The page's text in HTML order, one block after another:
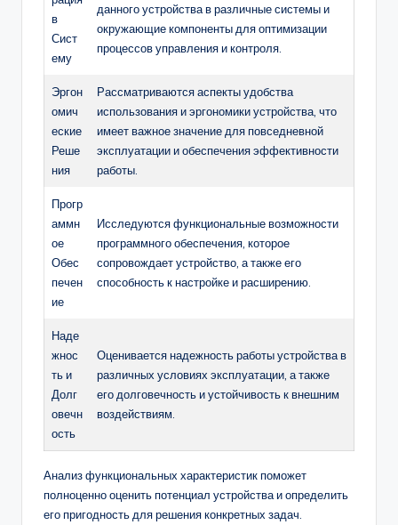
в
Сист
ему
данного устройства в различные системы и
окружающие компоненты для оптимизации
процессов управления и контроля.
Эргон
омич
еские
Реше
ния
Рассматриваются аспекты удобства
использования и эргономики устройства, что
имеет важное значение для повседневной
эксплуатации и обеспечения эффективности
работы.
Прогр
аммн
ое
Обес
печен
ие
Исследуются функциональные возможности
программного обеспечения, которое
сопровождает устройство, а также его
способность к настройке и расширению.
Наде
жнос
ть и
Долг
овечн
ость
Оценивается надежность работы устройства в
различных условиях эксплуатации, а также
его долговечность и устойчивость к внешним
воздействиям.
Анализ функциональных характеристик поможет
полноценно оценить потенциал устройства и определить
его пригодность для решения конкретных задач.